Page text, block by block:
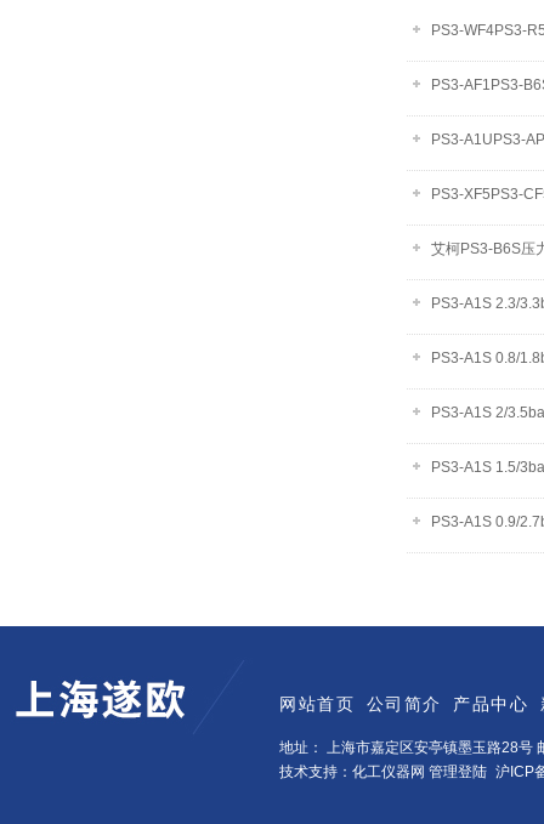
PS3-WF4PS3-
PS3-AF1PS3-
PS3-A1UPS3-
PS3-XF5PS3-
艾柯PS3-B6S压
PS3-A1S 2.3/
PS3-A1S 0.8/
PS3-A1S 2/
PS3-A1S 1.5/
PS3-A1S 0.9/
网站首页 公司简介 产品中心
地址： 上海市嘉定区安亭镇墨玉路28号
技术支持：化工仪器网 管理登陆 沪ICP